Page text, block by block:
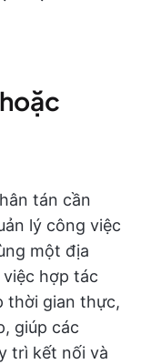
tán cần
lý công việc
một địa
hợp tác
thời gian thực,
giúp các
trì kết nối và